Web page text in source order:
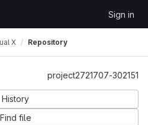
Sign in
X Repository
project2721707-302151
History
Find file